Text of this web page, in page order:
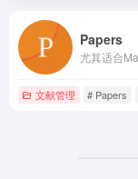
Papers
文献管理 # Papers